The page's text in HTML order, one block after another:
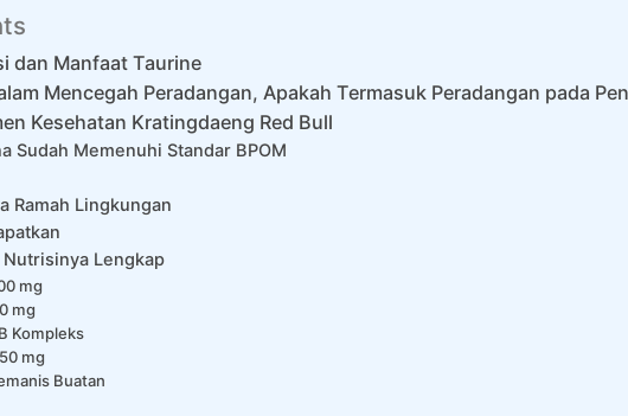
dan Manfaat Taurine
Mencegah Peradangan, Apakah Termasuk Peradangan pada
Kesehatan Kratingdaeng Red Bull
Sudah Memenuhi Standar BPOM
Ramah Lingkungan
Lengkap
mg
mg
Kompleks
mg
Buatan